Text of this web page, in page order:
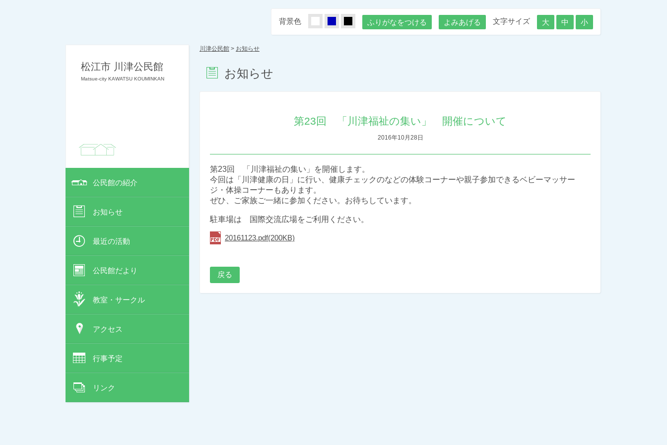
松江市 川津公民館
Matsue-city KAWATSU KOUMINKAN
公民館の紹介
お知らせ
最近の活動
公民館だより
教室・サークル
アクセス
行事予定
リンク
背景色 ふりがなをつける よみあげる 文字サイズ 大 中 小
川津公民館 > お知らせ
お知らせ
第23回 「川津福祉の集い」 開催について
2016年10月28日
第23回 「川津福祉の集い」を開催します。
今回は「川津健康の日」に行い、健康チェックのなどの体験コーナーや親子参加できるベビーマッサー
ジ・体操コーナーもあります。
ぜひ、ご家族ご一緒に参加ください。お待ちしています。
駐車場は 国際交流広場をご利用ください。
20161123.pdf(200KB)
戻る